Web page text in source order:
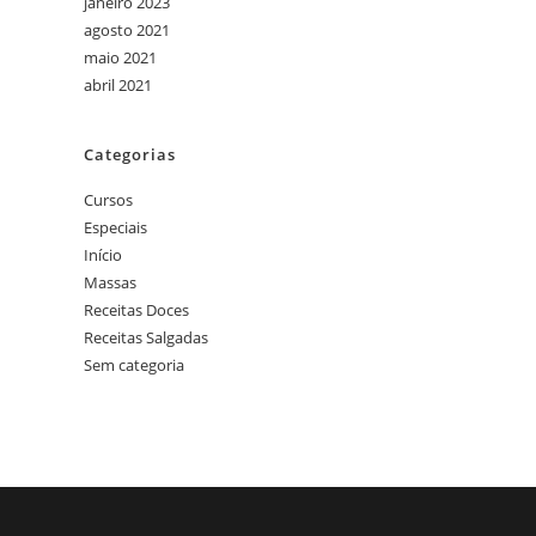
agosto 2021
maio 2021
abril 2021
Categorias
Cursos
Especiais
Início
Massas
Receitas Doces
Receitas Salgadas
Sem categoria